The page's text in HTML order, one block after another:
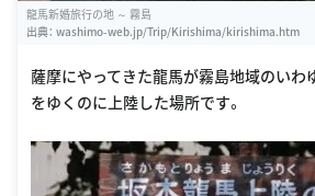
龍馬新婚旅行の地 ～ 霧島
出典： washimo-web.jp/Trip/Kirishima/kirishima.htm
薩摩にやってきた龍馬が霧島地域のいわ
をゆくのに上陸した場所です。